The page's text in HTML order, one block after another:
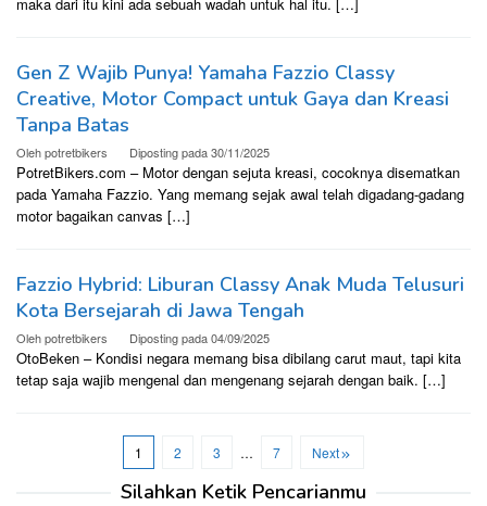
Gen Z Wajib Punya! Yamaha Fazzio Classy
Creative, Motor Compact untuk Gaya dan Kreasi
Tanpa Batas
Olehpotretbikers Diposting pada30/11/2025
PotretBikers.com – Motor dengan sejuta kreasi, cocoknya disematkan
pada Yamaha Fazzio. Yang memang sejak awal telah digadang-gadang
motor bagaikan canvas […]
Fazzio Hybrid: Liburan Classy Anak Muda Telusuri
Kota Bersejarah di Jawa Tengah
Olehpotretbikers Diposting pada04/09/2025
OtoBeken – Kondisi negara memang bisa dibilang carut maut, tapi kita
tetap saja wajib mengenal dan mengenang sejarah dengan baik. […]
1 2 3 … 7 Next
Silahkan Ketik Pencarianmu